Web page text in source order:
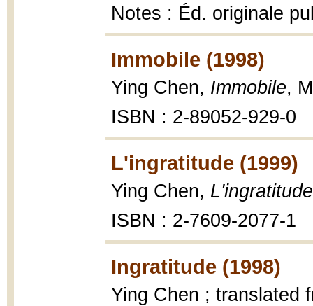
Notes : Éd. originale
Immobile (1998)
Ying Chen, Immobile,
ISBN : 2-89052-929-0
L'ingratitude (1999)
Ying Chen, L'ingratitude
ISBN : 2-7609-2077-1
Ingratitude (1998)
Ying Chen ; translated